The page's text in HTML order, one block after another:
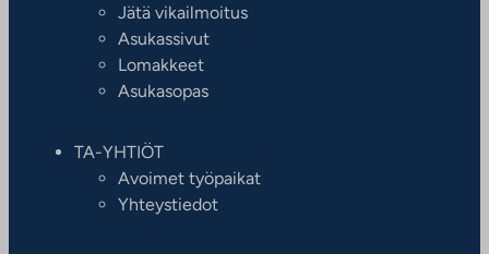
Jätä vikailmoitus
Asukassivut
Lomakkeet
Asukasopas
TA-YHTIÖT
Avoimet työpaikat
Yhteystiedot